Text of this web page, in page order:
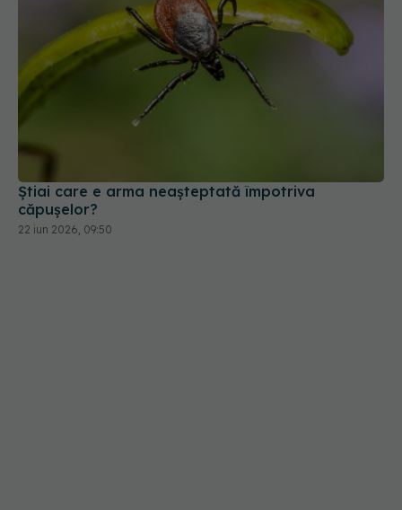
Știai care e arma neașteptată împotriva
căpușelor?
22 iun 2026, 09:50